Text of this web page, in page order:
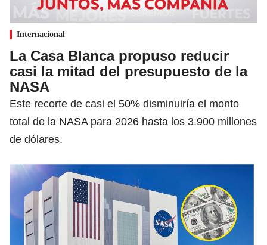
Internacional
La Casa Blanca propuso reducir
casi la mitad del presupuesto de la
NASA
Este recorte de casi el 50% disminuiría el monto
total de la NASA para 2026 hasta los 3.900 millones
de dólares.